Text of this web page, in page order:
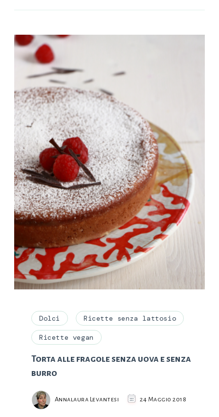
Dolci Ricette senza lattosio
Ricette vegan
Torta alle fragole senza uova e senza
burro
Annalaura Levantesi 24 Maggio 2018